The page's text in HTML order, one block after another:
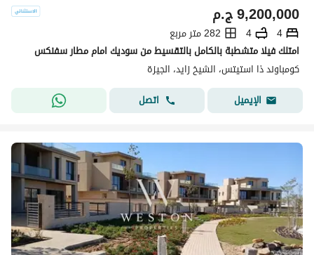
ج.م9,200,000
4
4
282 متر مربع
امتلك فيلا متشطبة بالكامل بالتقسيط من سوديك امام مطار سفنكس
كومباوند ذا استيتس، الشيخ زايد، الجيزة
الإيميل
اتصل